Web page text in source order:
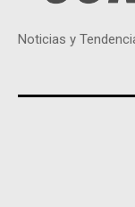
Noticias y